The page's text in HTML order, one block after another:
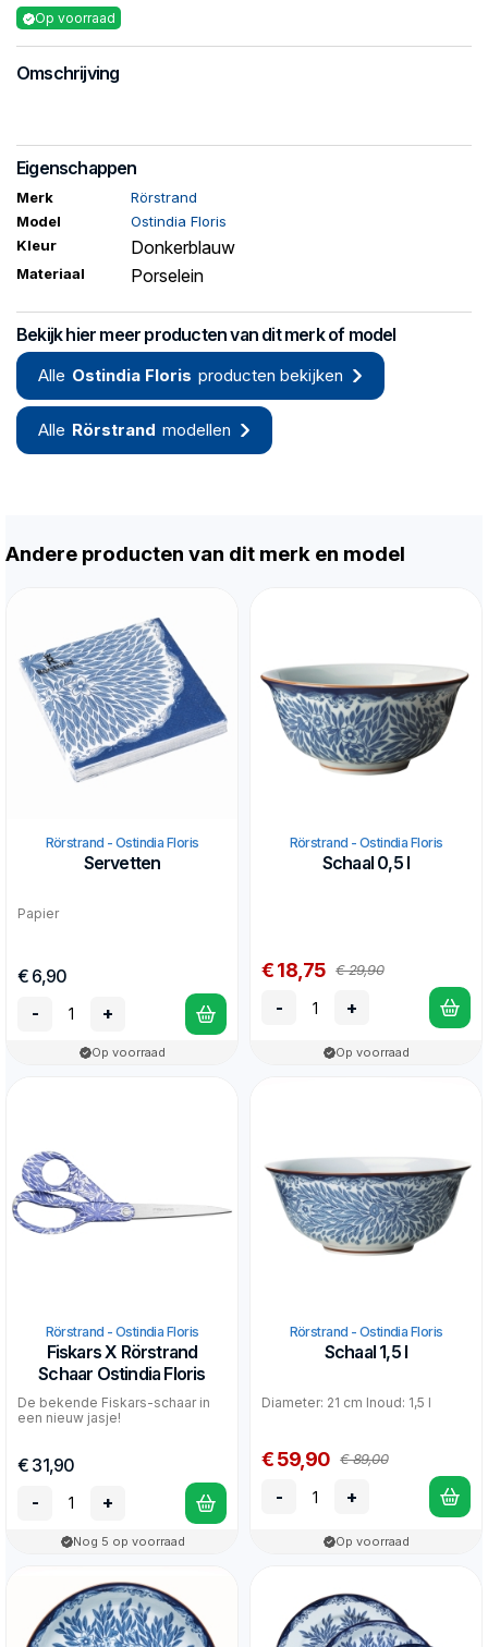
Op voorraad
Omschrijving
Eigenschappen
Merk
Rörstrand
Model
Ostindia Floris
Kleur
Donkerblauw
Materiaal Porselein
Bekijk hier meer producten van dit merk of model
Alle Ostindia Floris producten bekijken
Alle Rörstrand modellen
Andere producten van dit merk en model
Rörstrand - Ostindia Floris
Servetten
Papier
€ 6,90
-
+
Op voorraad
Rörstrand - Ostindia Floris
Schaal 0,5 l
€ 18,75 € 29,90
- +
Op voorraad
Rörstrand - Ostindia Floris
Fiskars X Rörstrand
Schaar Ostindia Floris
De bekende Fiskars-schaar in
een nieuw jasje!
€ 31,90
-
+
Nog 5 op voorraad
Rörstrand - Ostindia Floris
Schaal 1,5 l
Diameter: 21 cm Inoud: 1,5 l
€ 59,90 € 89,00
- +
Op voorraad